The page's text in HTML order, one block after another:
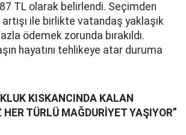
TL olarak belirlendi. Seçimden
ile birlikte vatandaş yaklaşık
ödemek zorunda bırakıldı.
hayatını tehlikeye atar duruma
KISKANCINDA KALAN
TÜRLÜ MAĞDURİYET YAŞIYOR”